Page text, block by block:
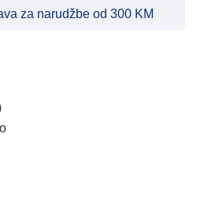
za narudžbe od 300 KM